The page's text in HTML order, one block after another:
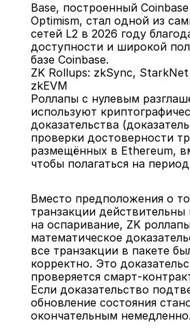
Base, построенный
Optimism, стал одной из
сетей L2 в 2026 году
доступности и широкой
базе Coinbase.
ZK Rollups: zkSync,
zkEVM
Роллапы с нулевым
используют
доказательства
проверки достоверности
размещённых в Ethereum,
чтобы полагаться на
Вместо предположения о
транзакции
на оспаривание, ZK
математическое
все транзакции в пакете
корректно. Это
проверяется смарт-
Если доказательство
обновление состояния
окончательным немедленно.